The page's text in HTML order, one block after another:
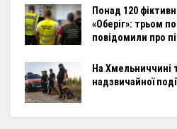
Понад 120
«Оберіг»: трьом
повідомили про
На Хмельниччині
надзвичайної